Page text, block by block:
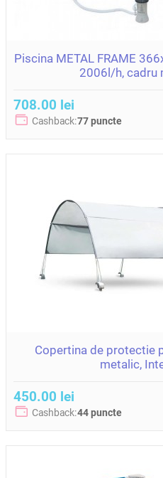
Piscina METAL FRAME
2006l/h, cadru
708.00 lei
Cashback:77 puncte
Copertina de protectie
metalic,
450.00 lei
Cashback:44 puncte